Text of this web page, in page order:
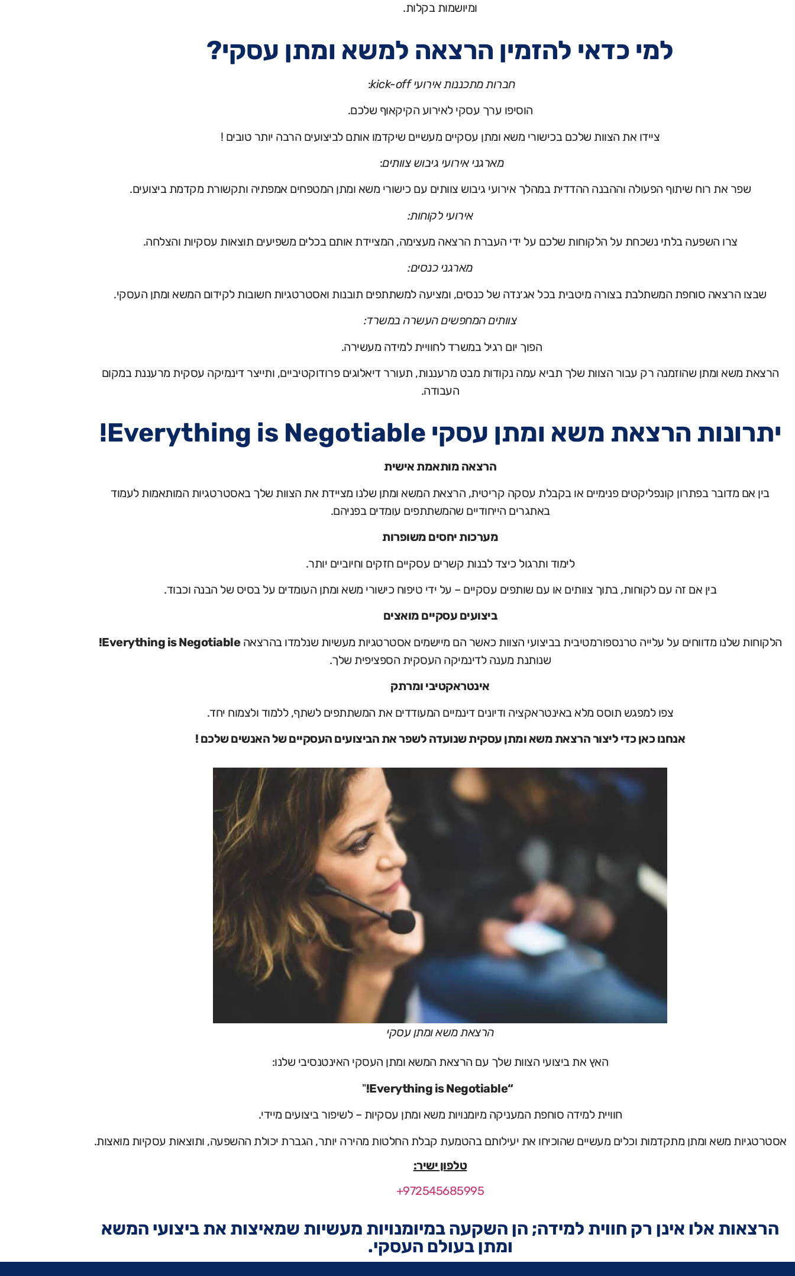
ומיושמות בקלות.
למי כדאי להזמין הרצאה למשא ומתן עסקי?
חברות מתכננות אירועי kick-off
:
הוסיפו ערך עסקי לאירוע הקיקאוף שלכם.
ציידו את הצוות שלכם בכישורי משא ומתן עסקיים מעשיים שיקדמו אותם לביצועים הרבה יותר טובים !
מארגני אירועי גיבוש צוותים:
שפר את רוח שיתוף הפעולה וההבנה ההדדית במהלך אירועי גיבוש צוותים עם כישורי משא ומתן המטפחים אמפתיה ותקשורת מקדמת ביצועים.
אירועי לקוחות:
צרו השפעה בלתי נשכחת על הלקוחות שלכם על ידי העברת הרצאה מעצימה, המציידת אותם בכלים משפיעים תוצאות עסקיות והצלחה.
מארגני כנסים:
שבצו הרצאה סוחפת המשתלבת בצורה מיטבית בכל אג׳נדה של כנסים, ומציעה למשתתפים תובנות ואסטרטגיות חשובות לקידום המשא ומתן העסקי.
צוותים המחפשים העשרה במשרד:
הפוך יום רגיל במשרד לחוויית למידה מעשירה.
הרצאת משא ומתן שהוזמנה רק עבור הצוות שלך תביא עמה נקודות מבט מרעננות, תעורר דיאלוגים פרודוקטיביים, ותייצר דינמיקה עסקית מרעננת במקום
העבודה.
יתרונות הרצאת משא ומתן עסקי Everything is Negotiable!
הרצאה מותאמת אישית
בין אם מדובר בפתרון קונפליקטים פנימיים או בקבלת עסקה קריטית, הרצאת המשא ומתן שלנו מציידת את הצוות שלך באסטרטגיות המותאמות לעמוד
באתגרים הייחודיים שהמשתתפים עומדים בפניהם.
מערכות יחסים משופרות
לימוד ותרגול כיצד לבנות קשרים עסקיים חזקים וחיוביים יותר.
בין אם זה עם לקוחות, בתוך צוותים או עם שותפים עסקיים – על ידי טיפוח כישורי משא ומתן העומדים על בסיס של הבנה וכבוד.
ביצועים עסקיים מואצים
הלקוחות שלנו מדווחים על עלייה טרנספורמטיבית בביצועי הצוות כאשר הם מיישמים אסטרטגיות מעשיות שנלמדו בהרצאהEverything is Negotiable!
שנותנת מענה לדינמיקה העסקית הספציפית שלך.
אינטראקטיבי ומרתק
צפו למפגש תוסס מלא באינטראקציה ודיונים דינמיים המעודדים את המשתתפים לשתף, ללמוד ולצמוח יחד.
אנחנו כאן כדי ליצור הרצאת משא ומתן עסקית שנועדה לשפר את הביצועים העסקיים של האנשים שלכם !
הרצאת משא ומתן עסקי
האץ את ביצועי הצוות שלך עם הרצאת המשא ומתן העסקי האינטנסיבי שלנו:
“Everything is Negotiable!
"
חוויית למידה סוחפת המעניקה מיומנויות משא ומתן עסקיות – לשיפור ביצועים מיידי.
אסטרטגיות משא ומתן מתקדמות וכלים מעשיים שהוכיחו את יעילותם בהטמעת קבלת החלטות מהירה יותר, הגברת יכולת ההשפעה, ותוצאות עסקיות מואצות.
טלפון ישיר:
+972545685995
הרצאות אלו אינן רק חווית למידה; הן השקעה במיומנויות מעשיות שמאיצות את ביצועי המשא
ומתן בעולם העסקי.